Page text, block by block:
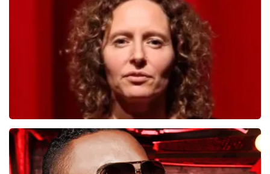
laatste 30 minuten
BESTEL NU
Esther van der Voort
690laatste 30 minuten